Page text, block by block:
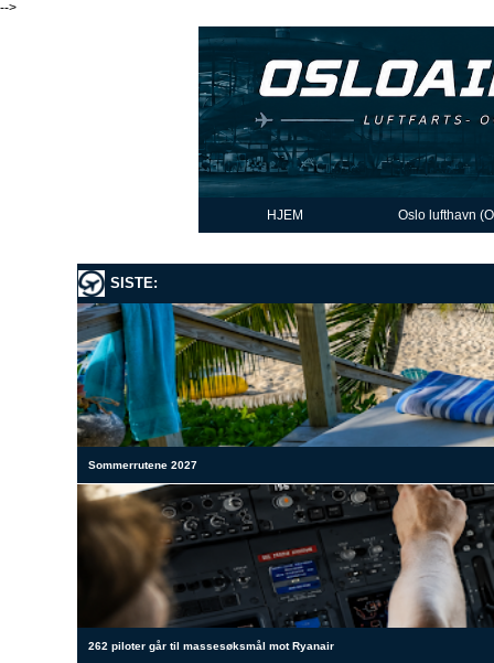
-->
HJEM Oslo lufthavn
SISTE:
Sommerrutene 2027
262 piloter går til massesøksmål mot Ryanair